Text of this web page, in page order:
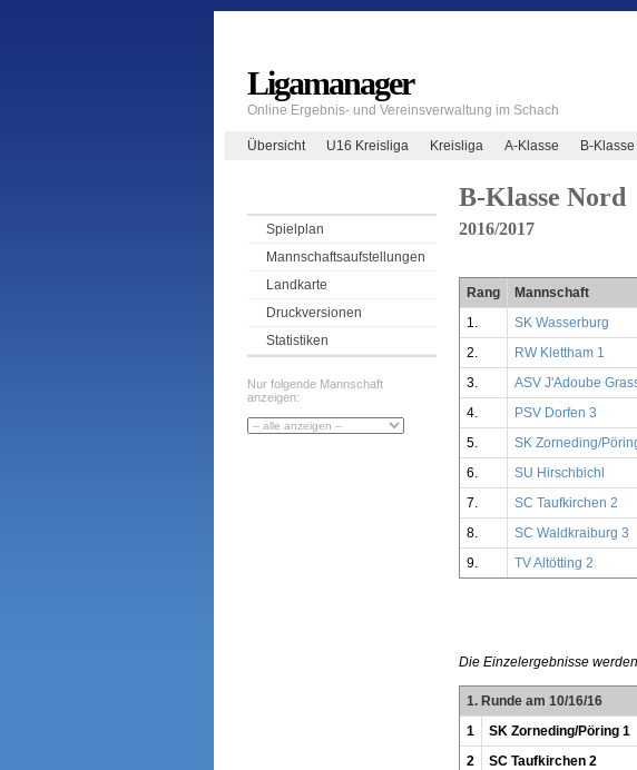
Ligamanager
Online Ergebnis- und Vereinsverwaltung im Schach
Übersicht U16 Kreisliga Kreisliga A-Klasse B-
Spielplan
Mannschaftsaufstellungen
Landkarte
Druckversionen
Statistiken
Nur folgende Mannschaft
anzeigen:
B-Klasse Nord
2016/2017
Rang Mannschaft
1.
SK Wasserburg
2.
RW Klettham 1
3.
ASV J'Adoube
4.
PSV Dorfen 3
5.
SK Zorneding/
6.
SU Hirschbichl
7.
SC Taufkirchen 2
8.
SC Waldkraiburg 3
9.
TV Altötting 2
Die Einzelergebnisse
1. Runde am 10/16/16
1
SK Zorneding/Pöring 1
2
SC Taufkirchen 2